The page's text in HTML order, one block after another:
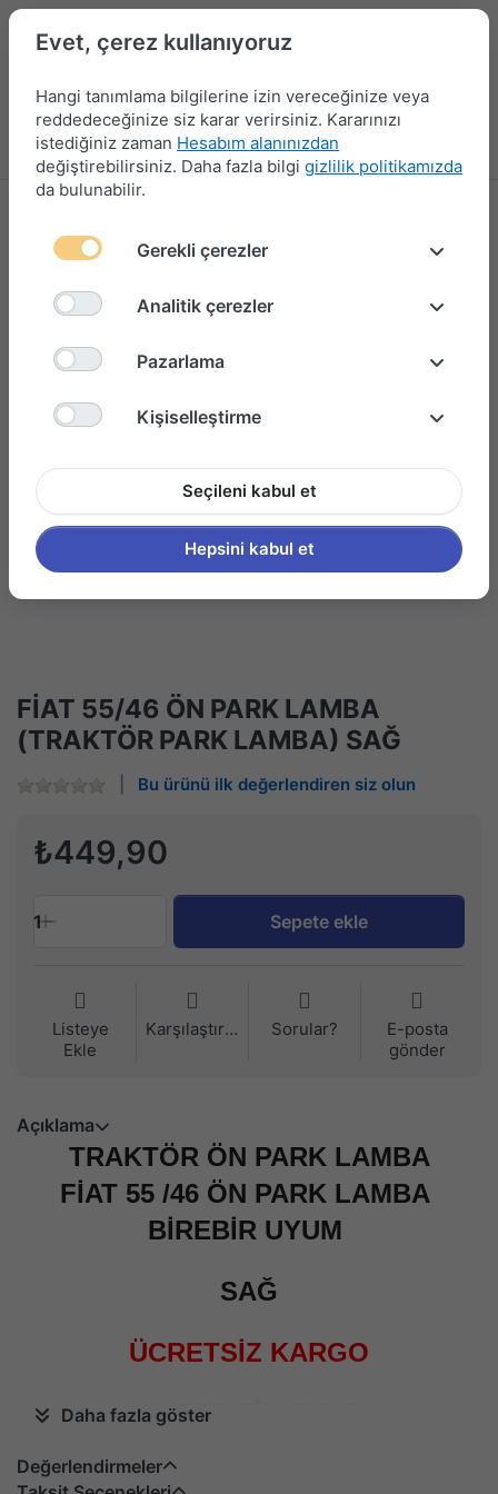
Menü Giriş yap Karşılaştırma Favori Listesi
FİAT 55/46 ÖN PARK LAMBA
(TRAKTÖR PARK LAMBA) SAĞ
Bu ürünü ilk değerlendiren siz olun
₺449,90
1 Sepete ekle
Listeye
Ekle
Karşılaştırma Sorular?
E-posta
gönder
Açıklama
TRAKTÖR ÖN PARK LAMBA
FİAT 55 /46 ÖN PARK LAMBA
BİREBİR UYUM
SAĞ
ÜCRETSİZ KARGO
1 ADET FİYATIDIR
Daha fazla göster
Değerlendirmeler
Evet, çerez kullanıyoruz
Hangi tanımlama bilgilerine izin vereceğinize veya
reddedeceğinize siz karar verirsiniz. Kararınızı
istediğiniz zaman Hesabım alanınızdan
değiştirebilirsiniz. Daha fazla bilgi gizlilik politikamızda
da bulunabilir.
Gerekli çerezler
Analitik çerezler
Pazarlama
Kişiselleştirme
Seçileni kabul et
Hepsini kabul et